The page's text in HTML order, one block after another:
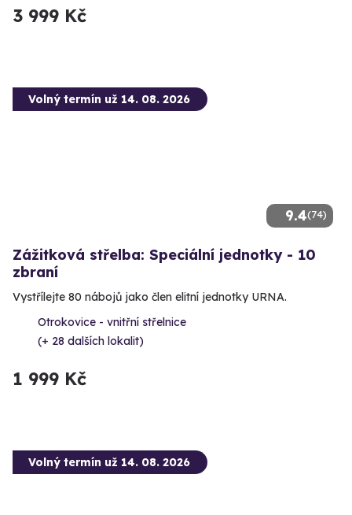
3 999 Kč
9.4(74)
Volný termín už 14. 08. 2026
Zážitková střelba: Speciální jednotky - 10
zbraní
Vystřílejte 80 nábojů jako člen elitní jednotky URNA.
Otrokovice - vnitřní střelnice
(+ 28 dalších lokalit)
1 999 Kč
Volný termín už 14. 08. 2026